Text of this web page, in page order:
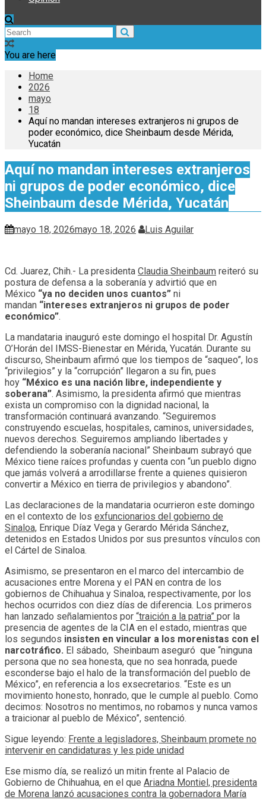
You are here
Home
2026
mayo
18
Aquí no mandan intereses extranjeros ni grupos de
poder económico, dice Sheinbaum desde Mérida,
Yucatán
Aquí no mandan intereses extranjeros
ni grupos de poder económico, dice
Sheinbaum desde Mérida, Yucatán
mayo 18, 2026mayo 18, 2026 Luis Aguilar
Cd. Juarez, Chih.- La presidenta Claudia Sheinbaum reiteró su
postura de defensa a la soberanía y advirtió que en
México “ya no deciden unos cuantos” ni
mandan “intereses extranjeros ni grupos de poder
económico”.
La mandataria inauguró este domingo el hospital Dr. Agustín
O’Horán del IMSS-Bienestar en Mérida, Yucatán. Durante su
discurso, Sheinbaum afirmó que los tiempos de “saqueo”, los
“privilegios” y la “corrupción” llegaron a su fin, pues
hoy “México es una nación libre, independiente y
soberana”. Asimismo, la presidenta afirmó que mientras
exista un compromiso con la dignidad nacional, la
transformación continuará avanzando. “Seguiremos
construyendo escuelas, hospitales, caminos, universidades,
nuevos derechos. Seguiremos ampliando libertades y
defendiendo la soberanía nacional” Sheinbaum subrayó que
México tiene raíces profundas y cuenta con “un pueblo digno
que jamás volverá a arrodillarse frente a quienes quisieron
convertir a México en tierra de privilegios y abandono”.
Las declaraciones de la mandataria ocurrieron este domingo
en el contexto de los exfuncionarios del gobierno de
Sinaloa, Enrique Díaz Vega y Gerardo Mérida Sánchez,
detenidos en Estados Unidos por sus presuntos vínculos con
el Cártel de Sinaloa.
Asimismo, se presentaron en el marco del intercambio de
acusaciones entre Morena y el PAN en contra de los
gobiernos de Chihuahua y Sinaloa, respectivamente, por los
hechos ocurridos con diez días de diferencia. Los primeros
han lanzado señalamientos por “traición a la patria” por la
presencia de agentes de la CIA en el estado, mientras que
los segundos insisten en vincular a los morenistas con el
narcotráfico. El sábado, Sheinbaum aseguró que “ninguna
persona que no sea honesta, que no sea honrada, puede
esconderse bajo el halo de la transformación del pueblo de
México”, en referencia a los exsecretarios. “Este es un
movimiento honesto, honrado, que le cumple al pueblo. Como
decimos: Nosotros no mentimos, no robamos y nunca vamos
a traicionar al pueblo de México”, sentenció.
Sigue leyendo: Frente a legisladores, Sheinbaum promete no
intervenir en candidaturas y les pide unidad
Ese mismo día, se realizó un mitin frente al Palacio de
Gobierno de Chihuahua, en el que Ariadna Montiel, presidenta
de Morena lanzó acusaciones contra la gobernadora María